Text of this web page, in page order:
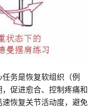
务是恢复软组织（例
促进愈合、控制疼痛和
恢复关节活动度，避免